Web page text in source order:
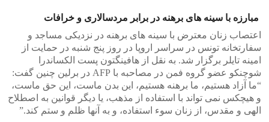
مبارزه با سینه های برهنه در برابر مردسالاری و خرافات
اعتصاب زنان معترض با سینه های برهنه در نزدیکی مساجد و
سفارتخانه تونس در سراسر اروپا در روز پنج شنبه در حمایت از
امینه تایلر برگزار شد. به نقل از هافینگتون پست الکساندرا
شوچنکو عضو گروه فمن در مصاحبه با AFP در برلین چنین گفت:
“ما آزاد هستیم، ما برهنه هستیم، این بدن ماست، این حق ماست،
و هیچکس نمی تواند با استفاده از مذهب، یا دیگر قوانین به اصطلاح
الهی و مقدس، از زنان سوء استفاده، و به آنها ظلم و ستم کند.”